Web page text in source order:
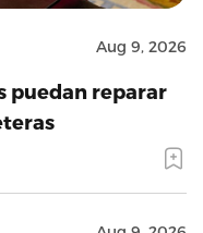
Aug 9, 2026
puedan reparar